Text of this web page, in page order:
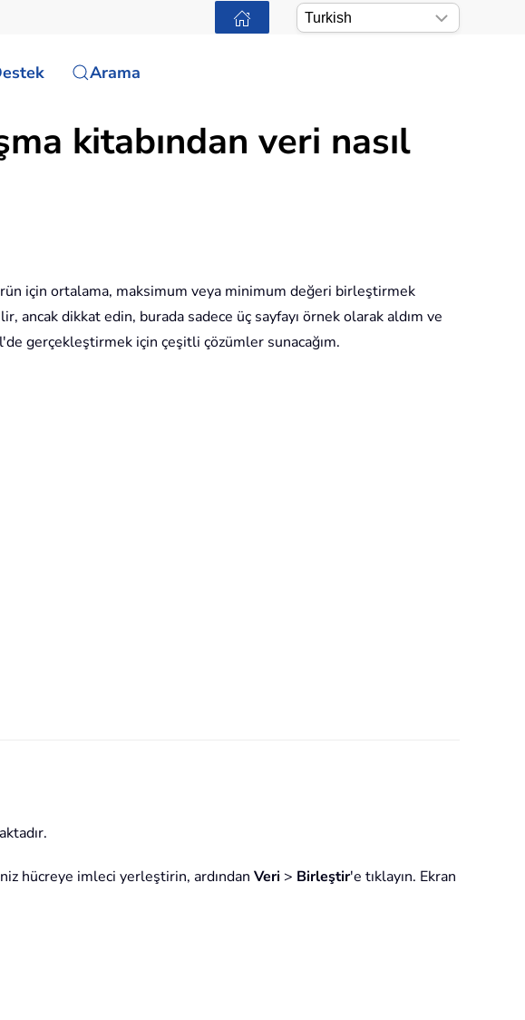
Arama
kitabından veri nasıl
için ortalama, maksimum veya minimum değeri birleştirmek
ancak dikkat edin, burada sadece üç sayfayı örnek olarak aldım ve
gerçekleştirmek için çeşitli çözümler sunacağım.
hücreye imleci yerleştirin, ardından Veri > Birleştir'e tıklayın. Ekran